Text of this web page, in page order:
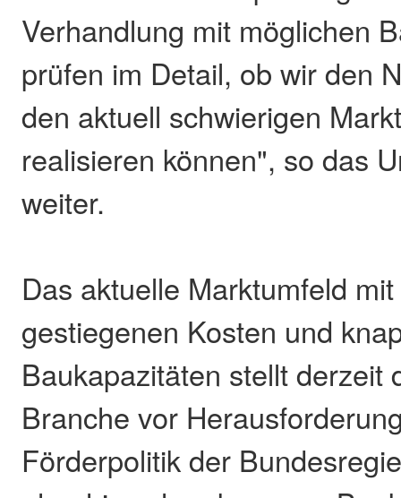
Verhandlung mit möglichen
prüfen im Detail, ob wir den
den aktuell schwierigen
realisieren können", so das
weiter.
Das aktuelle Marktumfeld
gestiegenen Kosten und
Baukapazitäten stellt derzeit
Branche vor
Förderpolitik der